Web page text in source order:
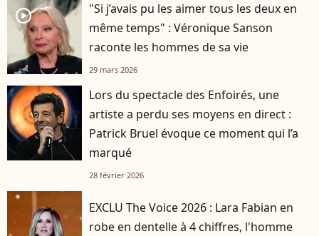
player2
"Si j’avais pu les aimer tous les deux en
même temps" : Véronique Sanson
raconte les hommes de sa vie
29 mars 2026
Lors du spectacle des Enfoirés, une
artiste a perdu ses moyens en direct :
Patrick Bruel évoque ce moment qui l’a
marqué
28 février 2026
EXCLU The Voice 2026 : Lara Fabian en
robe en dentelle à 4 chiffres, l'homme